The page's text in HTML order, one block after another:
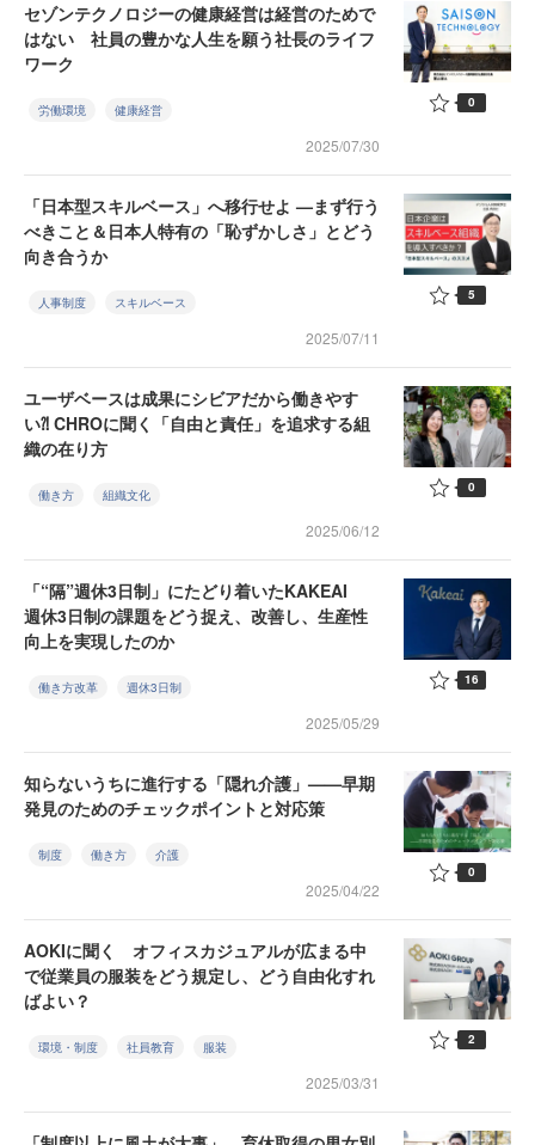
セゾンテクノロジーの健康経営は経営のためで
はない 社員の豊かな人生を願う社長のライフ
ワーク
労働環境 健康経営
2025/07/30
0
「日本型スキルベース」へ移行せよ —まず行う
べきこと＆日本人特有の「恥ずかしさ」とどう
向き合うか
人事制度 スキルベース
2025/07/11
5
ユーザベースは成果にシビアだから働きやす
い⁈ CHROに聞く「自由と責任」を追求する組
織の在り方
働き方 組織文化
2025/06/12
0
「“隔”週休3日制」にたどり着いたKAKEAI
週休3日制の課題をどう捉え、改善し、生産性
向上を実現したのか
働き方改革 週休3日制
2025/05/29
16
知らないうちに進行する「隠れ介護」——早期
発見のためのチェックポイントと対応策
制度 働き方 介護
2025/04/22
0
AOKIに聞く オフィスカジュアルが広まる中
で従業員の服装をどう規定し、どう自由化すれ
ばよい？
環境・制度 社員教育 服装
2025/03/31
2